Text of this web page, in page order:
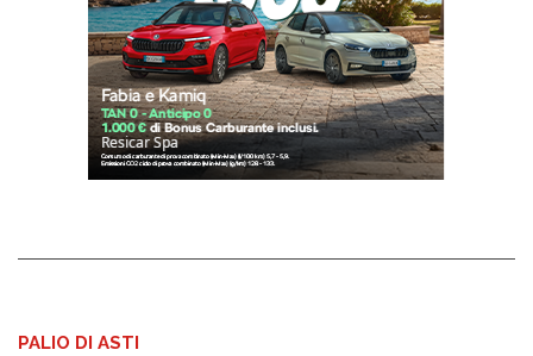
PALIO DI ASTI